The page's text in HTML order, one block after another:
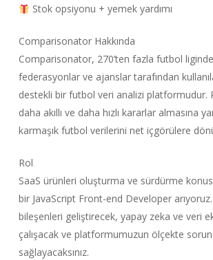
Stok opsiyonu + yemek yardımı
Comparisonator Hakkında
Comparisonator, 270’ten fazla futbol
federasyonlar ve ajanslar tarafından
destekli bir futbol veri analizi platformudur.
daha akıllı ve daha hızlı kararlar almasına
karmaşık futbol verilerini net içgörülere
Rol
SaaS ürünleri oluşturma ve sürdürme
bir JavaScript Front-end Developer
bileşenleri geliştirecek, yapay zeka ve veri
çalışacak ve platformumuzun ölçekte
sağlayacaksınız.